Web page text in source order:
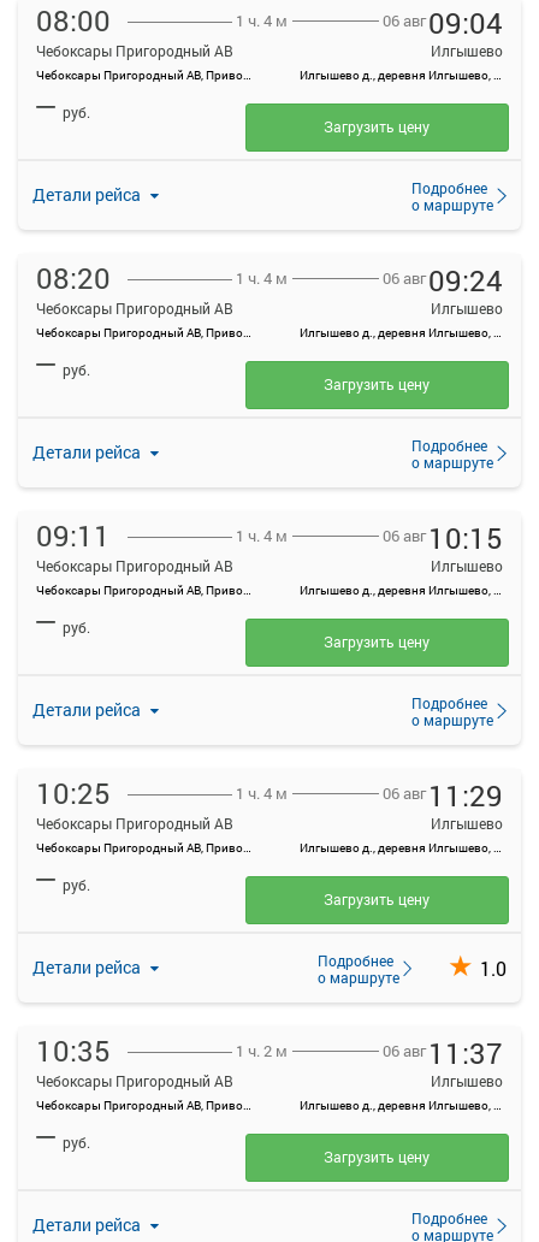
08:00
Чебоксары Пригородный АВ
Чебоксары Пригородный АВ, Привокзальная ул., 3
1 ч. 4 м 06 авг09:04
Илгышево
Илгышево д., деревня Илгышево, Россия
Детали рейса
Подробнее
о маршруте
— руб.
Загрузить цену
08:20
Чебоксары Пригородный АВ
Чебоксары Пригородный АВ, Привокзальная ул., 3
1 ч. 4 м 06 авг09:24
Илгышево
Илгышево д., деревня Илгышево, Россия
Детали рейса
Подробнее
о маршруте
— руб.
Загрузить цену
09:11
Чебоксары Пригородный АВ
Чебоксары Пригородный АВ, Привокзальная ул., 3
1 ч. 4 м 06 авг 10:15
Илгышево
Илгышево д., деревня Илгышево, Россия
Детали рейса
Подробнее
о маршруте
— руб.
Загрузить цену
10:25
Чебоксары Пригородный АВ
Чебоксары Пригородный АВ, Привокзальная ул., 3
1 ч. 4 м 06 авг 11:29
Илгышево
Илгышево д., деревня Илгышево, Россия
Детали рейса
Подробнее
о маршруте
1.0
— руб.
Загрузить цену
10:35
Чебоксары Пригородный АВ
Чебоксары Пригородный АВ, Привокзальная ул., 3
1 ч. 2 м 06 авг 11:37
Илгышево
Илгышево д., деревня Илгышево, Россия
Детали рейса
Подробнее
о маршруте
— руб.
Загрузить цену